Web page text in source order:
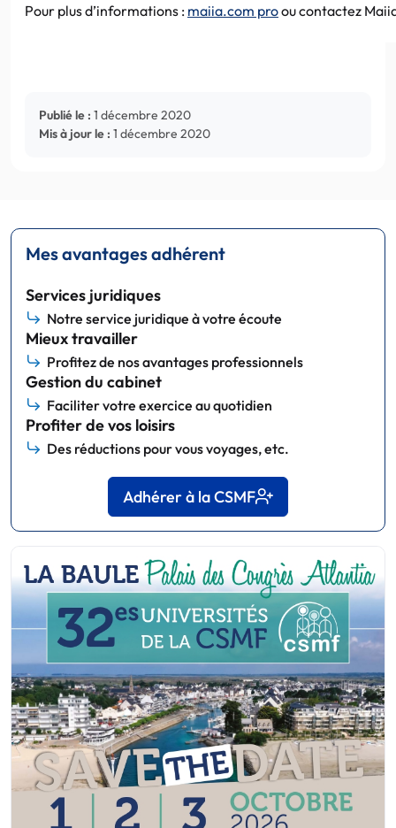
Pour plus d’informations : maiia.com proou contactez
Publié le : 1 décembre 2020
Mis à jour le : 1 décembre 2020
Mes avantages adhérent
Services juridiques
Notre service juridique à votre écoute
Mieux travailler
Profitez de nos avantages professionnels
Gestion du cabinet
Faciliter votre exercice au quotidien
Profiter de vos loisirs
Des réductions pour vous voyages, etc.
Adhérer à la CSMF